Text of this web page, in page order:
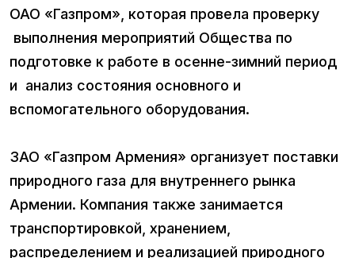
ОАО «Газпром», которая провела проверку
выполнения мероприятий Общества по
подготовке к работе в осенне-зимний период
и анализ состояния основного и
вспомогательного оборудования.
ЗАО «Газпром Армения» организует поставки
природного газа для внутреннего рынка
Армении. Компания также занимается
транспортировкой, хранением,
распределением и реализацией природного